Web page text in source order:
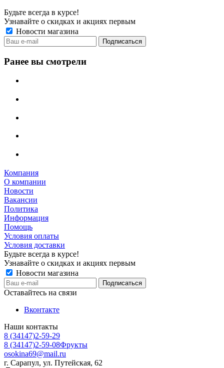
Будьте всегда в курсе!
Узнавайте о скидках и акциях первым
Новости магазина
Ранее вы смотрели
Компания
О компании
Новости
Вакансии
Политика
Информация
Помощь
Условия оплаты
Условия доставки
Будьте всегда в курсе!
Узнавайте о скидках и акциях первым
Новости магазина
Оставайтесь на связи
Вконтакте
Наши контакты
8 (34147)2-59-29
8 (34147)2-59-08Фрукты
osokina69@mail.ru
г. Сарапул, ул. Путейская, 62